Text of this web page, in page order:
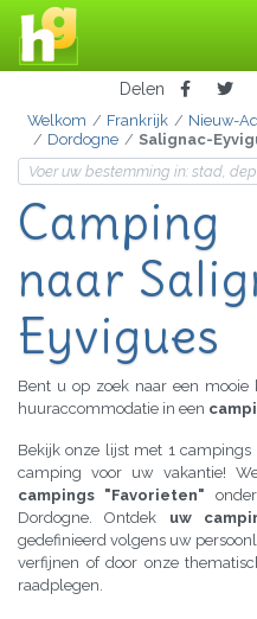
Delen
Welkom Frankrijk
Nieuw-
Dordogne
Salignac-
Camping
naar
Eyvigues
Bent u op zoek naar een mooie
huuraccommodatie in een
Bekijk onze lijst met 1
camping voor uw vakantie!
campings "Favorieten"
Dordogne. Ontdek uw
gedefinieerd volgens uw
verfijnen of door onze
raadplegen.